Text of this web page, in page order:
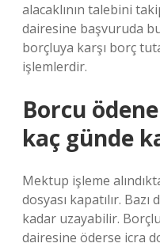
alacaklının talebini
dairesine başvuruda
borçluya karşı borç
işlemlerdir.
Borcu
kaç günde
Mektup işleme
dosyası kapatılır.
kadar uzayabilir.
dairesine öderse icra